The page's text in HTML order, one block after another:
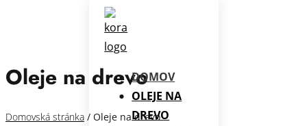
DOMOV
OLEJE NA
DREVO
Oleje na drevo
Domovská stránka / Oleje na drevo